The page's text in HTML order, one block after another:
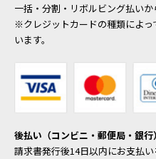
一括・分割・リボルビング払いか
※クレジットカードの種類によ
います。
後払い（コンビニ・郵便局・銀行）
請求書発行後14日以内にお支払い